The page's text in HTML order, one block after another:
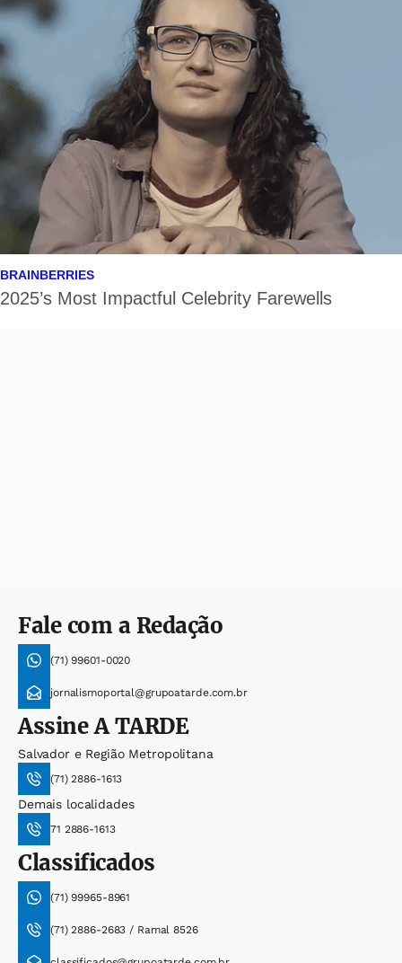
Fale com a Redação
(71) 99601-0020
jornalismoportal@grupoatarde.com.br
AssineA TARDE
Salvador e Região Metropolitana
(71) 2886-1613
Demais localidades
71 2886-1613
Classificados
(71) 99965-8961
(71) 2886-2683 / Ramal 8526